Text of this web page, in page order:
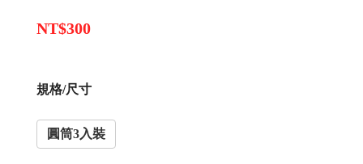
NT$300
規格/尺寸
圓筒3入裝